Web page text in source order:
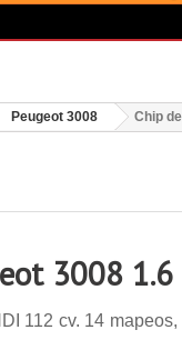
Peugeot 3008 Chip
3008
112 cv. 14